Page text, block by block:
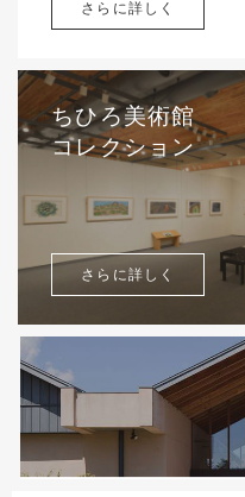
さらに詳しく
ちひろ美術館
コレクション
さらに詳しく